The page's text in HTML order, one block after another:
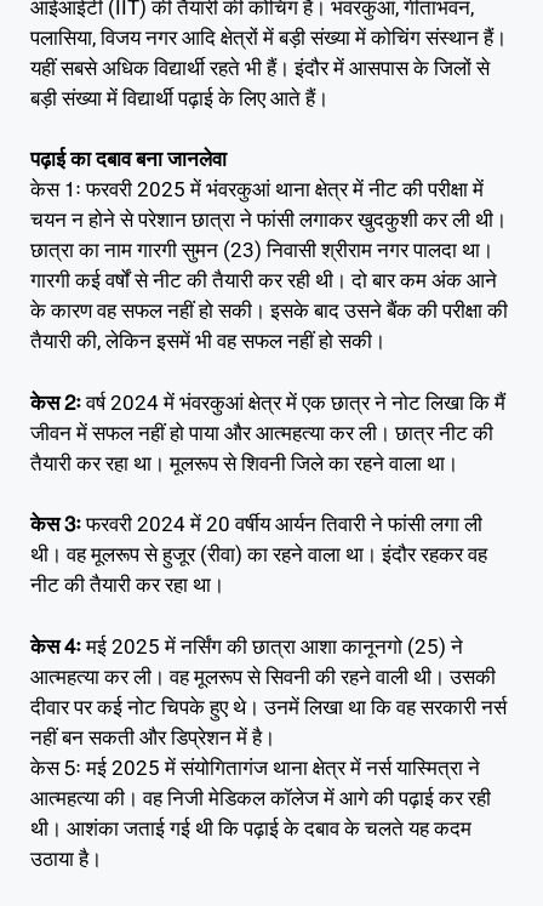
आईआईटी (IIT) की तैयारी की कोचिंग है। भंवरकुआं, गीताभवन,
पलासिया, विजय नगर आदि क्षेत्रों में बड़ी संख्या में कोचिंग संस्थान हैं।
यहीं सबसे अधिक विद्यार्थी रहते भी हैं। इंदौर में आसपास के जिलों से
बड़ी संख्या में विद्यार्थी पढ़ाई के लिए आते हैं।
पढ़ाई का दबाव बना जानलेवा
केस 1ः फरवरी 2025 में भंवरकुआं थाना क्षेत्र में नीट की परीक्षा में
चयन न होने से परेशान छात्रा ने फांसी लगाकर खुदकुशी कर ली थी।
छात्रा का नाम गारगी सुमन (23) निवासी श्रीराम नगर पालदा था।
गारगी कई वर्षों से नीट की तैयारी कर रही थी। दो बार कम अंक आने
के कारण वह सफल नहीं हो सकी। इसके बाद उसने बैंक की परीक्षा की
तैयारी की, लेकिन इसमें भी वह सफल नहीं हो सकी।
केस 2ःवर्ष 2024 में भंवरकुआं क्षेत्र में एक छात्र ने नोट लिखा कि मैं
जीवन में सफल नहीं हो पाया और आत्महत्या कर ली। छात्र नीट की
तैयारी कर रहा था। मूलरूप से शिवनी जिले का रहने वाला था।
केस 3ःफरवरी 2024 में 20 वर्षीय आर्यन तिवारी ने फांसी लगा ली
थी। वह मूलरूप से हुजूर (रीवा) का रहने वाला था। इंदौर रहकर वह
नीट की तैयारी कर रहा था।
केस 4ःमई 2025 में नर्सिंग की छात्रा आशा कानूनगो (25) ने
आत्महत्या कर ली। वह मूलरूप से सिवनी की रहने वाली थी। उसकी
दीवार पर कई नोट चिपके हुए थे। उनमें लिखा था कि वह सरकारी नर्स
नहीं बन सकती और डिप्रेशन में है।
केस 5ः मई 2025 में संयोगितागंज थाना क्षेत्र में नर्स यास्मित्रा ने
आत्महत्या की। वह निजी मेडिकल कॉलेज में आगे की पढ़ाई कर रही
थी। आशंका जताई गई थी कि पढ़ाई के दबाव के चलते यह कदम
उठाया है।